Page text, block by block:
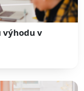
výhodu v